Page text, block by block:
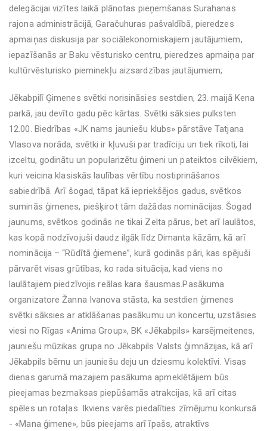
delegācijai vizītes laikā plānotas pieņemšanas Surahanas
rajona administrācijā, Garačuhuras pašvaldībā, pieredzes
apmaiņas diskusija par sociālekonomiskajiem jautājumiem,
iepazīšanās ar Baku vēsturisko centru, pieredzes apmaiņa par
kultūrvēsturisko pieminekļu aizsardzības jautājumiem;
Jēkabpilī Ģimenes svētki norisināsies sestdien, 23. maijā Kena
parkā, jau devīto gadu pēc kārtas. Svētki sāksies pulksten
12.00. Biedrības «JK nams jauniešu klubs» pārstāve Tatjana
Vlasova norāda, svētki ir kļuvuši par tradīciju un tiek rīkoti, lai
izceltu, godinātu un popularizētu ģimeni un pateiktos cilvēkiem,
kuri veicina klasiskās laulības vērtību nostiprināšanos
sabiedrībā. Arī šogad, tāpat kā iepriekšējos gadus, svētkos
suminās ģimenes, piešķirot tām dažādas nominācijas. Šogad
jaunums, svētkos godinās ne tikai Zelta pārus, bet arī laulātos,
kas kopā nodzīvojuši daudz ilgāk līdz Dimanta kāzām, kā arī
nominācija – “Rūdītā ģiemene”, kurā godinās pāri, kas spējuši
pārvarēt visas grūtības, ko rada situācija, kad viens no
laulātajiem piedzīvojis reālas kara šausmas.Pasākuma
organizatore Žanna Ivanova stāsta, ka sestdien ģimenes
svētki sāksies ar atklāšanas pasākumu un koncertu, uzstāsies
viesi no Rīgas «Anima Group», BK «Jēkabpils» karsējmeitenes,
jauniešu mūzikas grupa no Jēkabpils Valsts ģimnāzijas, kā arī
Jēkabpils bērnu un jauniešu deju un dziesmu kolektīvi. Visas
dienas garumā mazajiem pasākuma apmeklētājiem būs
pieejamas bezmaksas piepūšamās atrakcijas, kā arī citas
spēles un rotaļas. Ikviens varēs piedalīties zīmējumu konkursā
- «Mana ģimene», būs pieejams arī īpašs, atraktīvs